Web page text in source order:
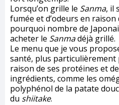
Lorsqu’on grille le Sanma, il
fumée et d’odeurs en raison
pourquoi nombre de
acheter le Sanmadéjà grillé.
Le menu que je vous
santé, plus particulièrement
raison de ses protéines et
ingrédients, comme les
polyphénol de la patate
du shiitake.